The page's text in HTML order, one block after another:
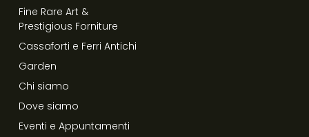
Fine Rare Art &
Prestigious Forniture
Cassaforti e Ferri Antichi
Garden
Chi siamo
Dove siamo
Eventi e Appuntamenti